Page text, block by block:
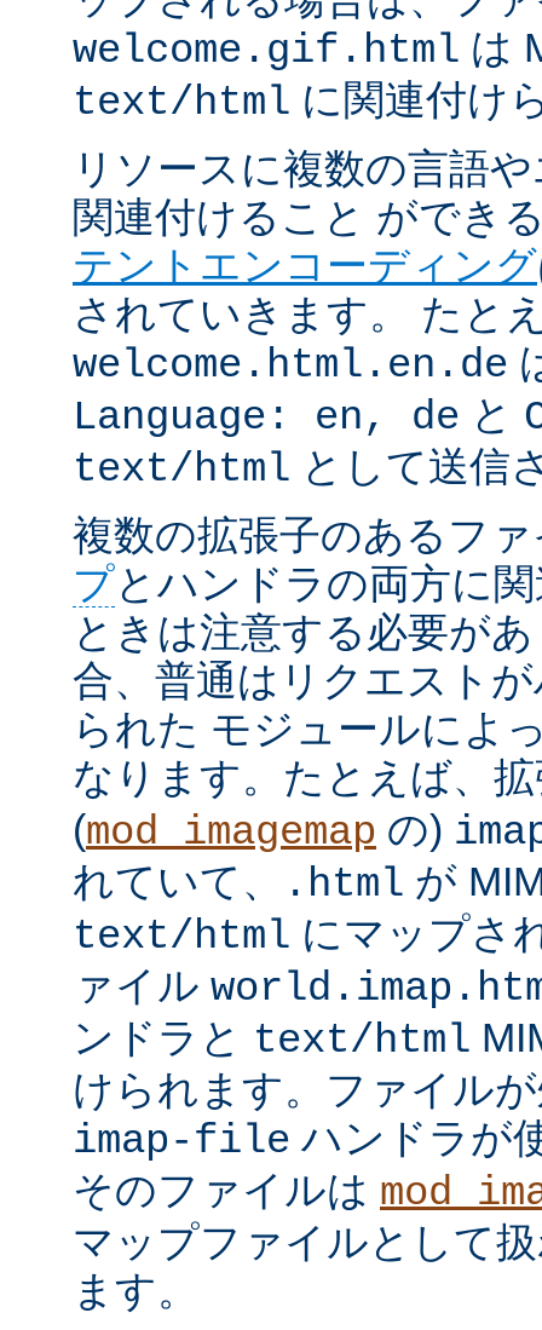
welcome.gif.html は
text/html に関連付け
リソースに複数の言語
関連付けること ができ
テントエンコーディング
されていきます。 たと
welcome.html.en.de
Language: en, de と
text/html として送信
複数の拡張子のあるフ
プとハンドラの両方に
ときは注意する必要が
合、普通はリクエスト
られた モジュールによ
なります。たとえば、
(mod_imagemap の)
れていて、
.html が
text/html にマップさ
ァイル
ンドラと text/html
けられます。ファイル
imap-file ハンドラが
そのファイルは
マップファイルとして
ます。